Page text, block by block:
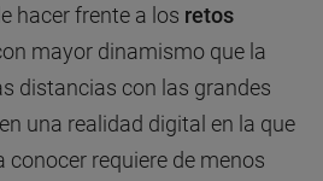
hacer frente a los retos
mayor dinamismo que la
distancias con las grandes
una realidad digital en la que
conocer requiere de menos